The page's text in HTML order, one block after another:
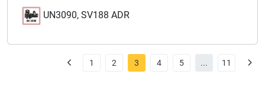
UN3090, SV188 ADR
1 2 3 4 5 ... 11